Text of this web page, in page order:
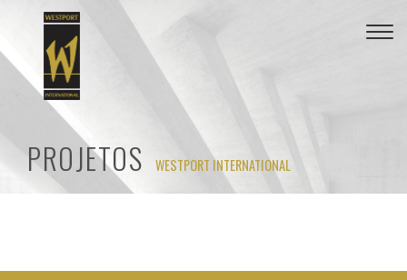
PROJETOS WESTPORT INTERNATIONAL